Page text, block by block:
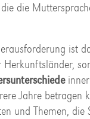
die
ist
Jahre betragen
und Themen, die